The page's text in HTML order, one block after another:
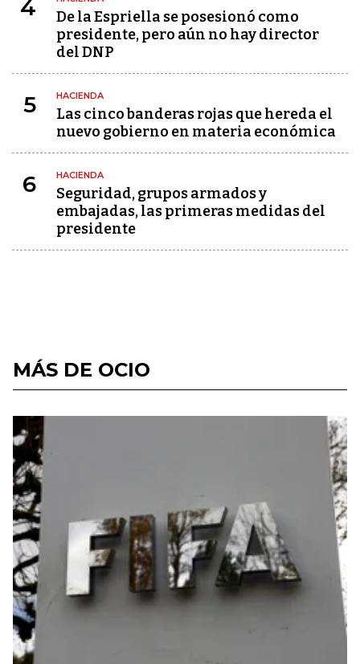
4
De la Espriella se posesionó como
presidente, pero aún no hay director
del DNP
5 HACIENDA
Las cinco banderas rojas que hereda el
nuevo gobierno en materia económica
6 HACIENDA
Seguridad, grupos armados y
embajadas, las primeras medidas del
presidente
MÁS DE OCIO